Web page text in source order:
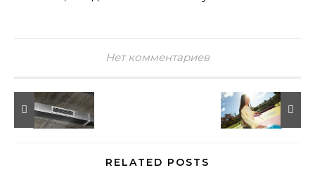
Нет комментариев
RELATED POSTS